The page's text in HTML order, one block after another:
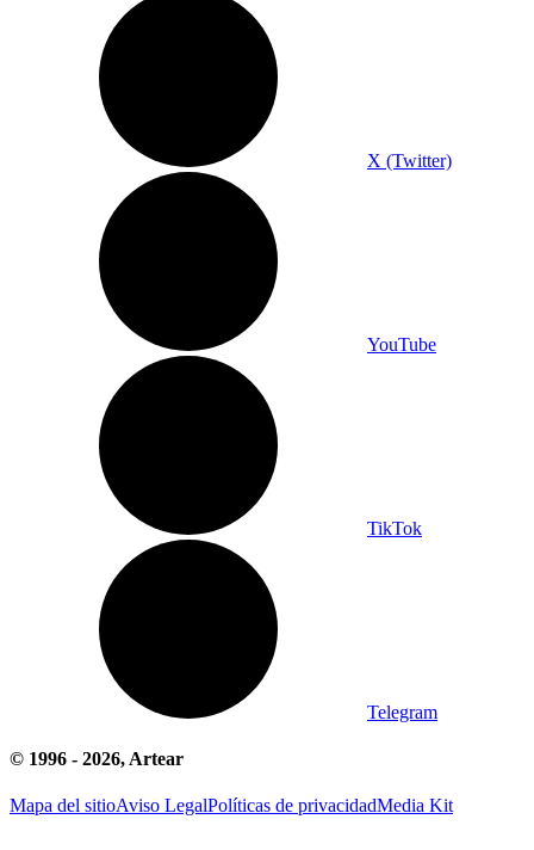
X (Twitter)
YouTube
TikTok
Telegram
© 1996 - 2026, Artear
Mapa del sitioAviso LegalPolíticas de privacidadMedia Kit